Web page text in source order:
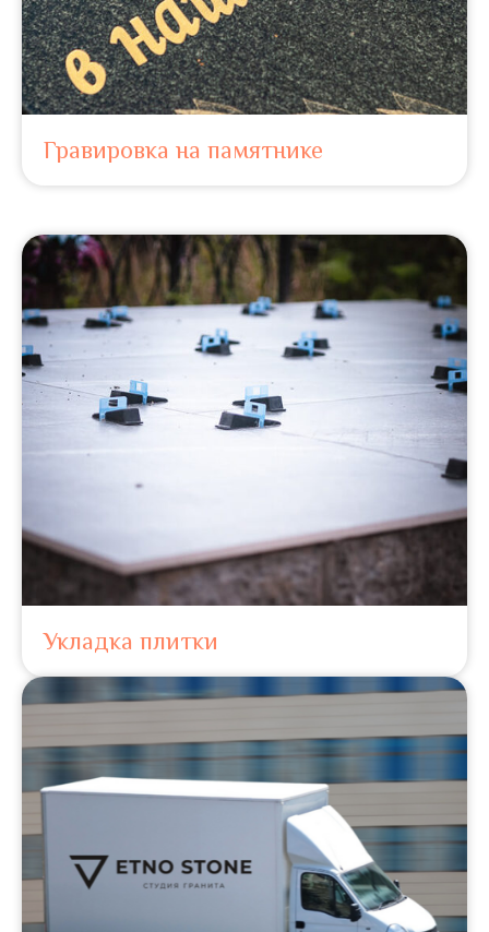
Гравировка на памятнике
Укладка плитки